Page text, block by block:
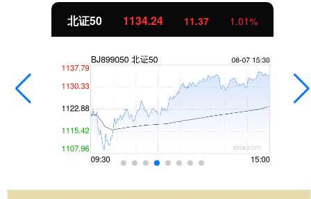
北证50 1134.24 11.37 1.01%